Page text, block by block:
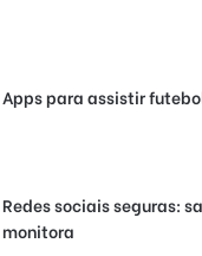
Apps para assistir
Redes sociais seguras:
monitora